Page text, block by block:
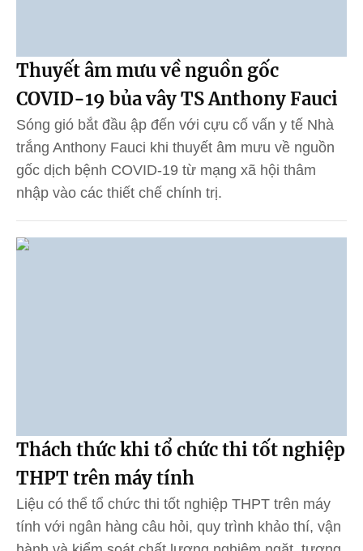
Thuyết âm mưu về nguồn gốc
COVID-19 bủa vây TS Anthony Fauci
Sóng gió bắt đầu ập đến với cựu cố vấn y tế Nhà
trắng Anthony Fauci khi thuyết âm mưu về nguồn
gốc dịch bệnh COVID-19 từ mạng xã hội thâm
nhập vào các thiết chế chính trị.
Thách thức khi tổ chức thi tốt nghiệp
THPT trên máy tính
Liệu có thể tổ chức thi tốt nghiệp THPT trên máy
tính với ngân hàng câu hỏi, quy trình khảo thí, vận